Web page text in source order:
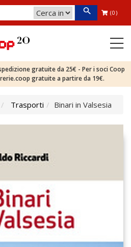
(0)
gratuite da 25€ - Per i soci Coop
gratuite a partire da 19€.
Trasporti Binari in Valsesia